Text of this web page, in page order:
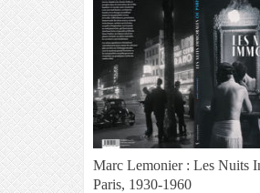
Marc Lemonier : Les Nuits
Paris, 1930-1960